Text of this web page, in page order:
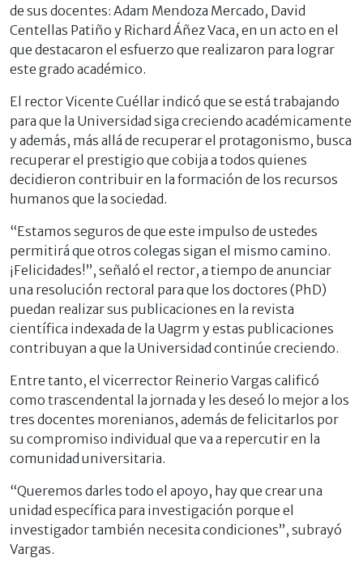
de sus docentes: Adam Mendoza Mercado, David
Centellas Patiño y Richard Áñez Vaca, en un acto en el
que destacaron el esfuerzo que realizaron para lograr
este grado académico.
El rector Vicente Cuéllar indicó que se está trabajando
para que la Universidad siga creciendo académicamente
y además, más allá de recuperar el protagonismo, busca
recuperar el prestigio que cobija a todos quienes
decidieron contribuir en la formación de los recursos
humanos que la sociedad.
“Estamos seguros de que este impulso de ustedes
permitirá que otros colegas sigan el mismo camino.
¡Felicidades!”, señaló el rector, a tiempo de anunciar
una resolución rectoral para que los doctores (PhD)
puedan realizar sus publicaciones en la revista
científica indexada de la Uagrm y estas publicaciones
contribuyan a que la Universidad continúe creciendo.
Entre tanto, el vicerrector Reinerio Vargas calificó
como trascendental la jornada y les deseó lo mejor a los
tres docentes morenianos, además de felicitarlos por
su compromiso individual que va a repercutir en la
comunidad universitaria.
“Queremos darles todo el apoyo, hay que crear una
unidad específica para investigación porque el
investigador también necesita condiciones”, subrayó
Vargas.